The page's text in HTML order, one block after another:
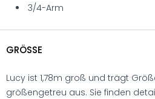
3/4-Arm
GRÖSSE
Lucy ist 1,78m groß und trägt
größengetreu aus. Sie finden